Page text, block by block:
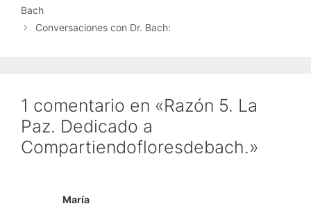
Bach
Conversaciones con Dr. Bach:
1 comentario en «Razón 5. La
Paz. Dedicado a
Compartiendofloresdebach.»
María